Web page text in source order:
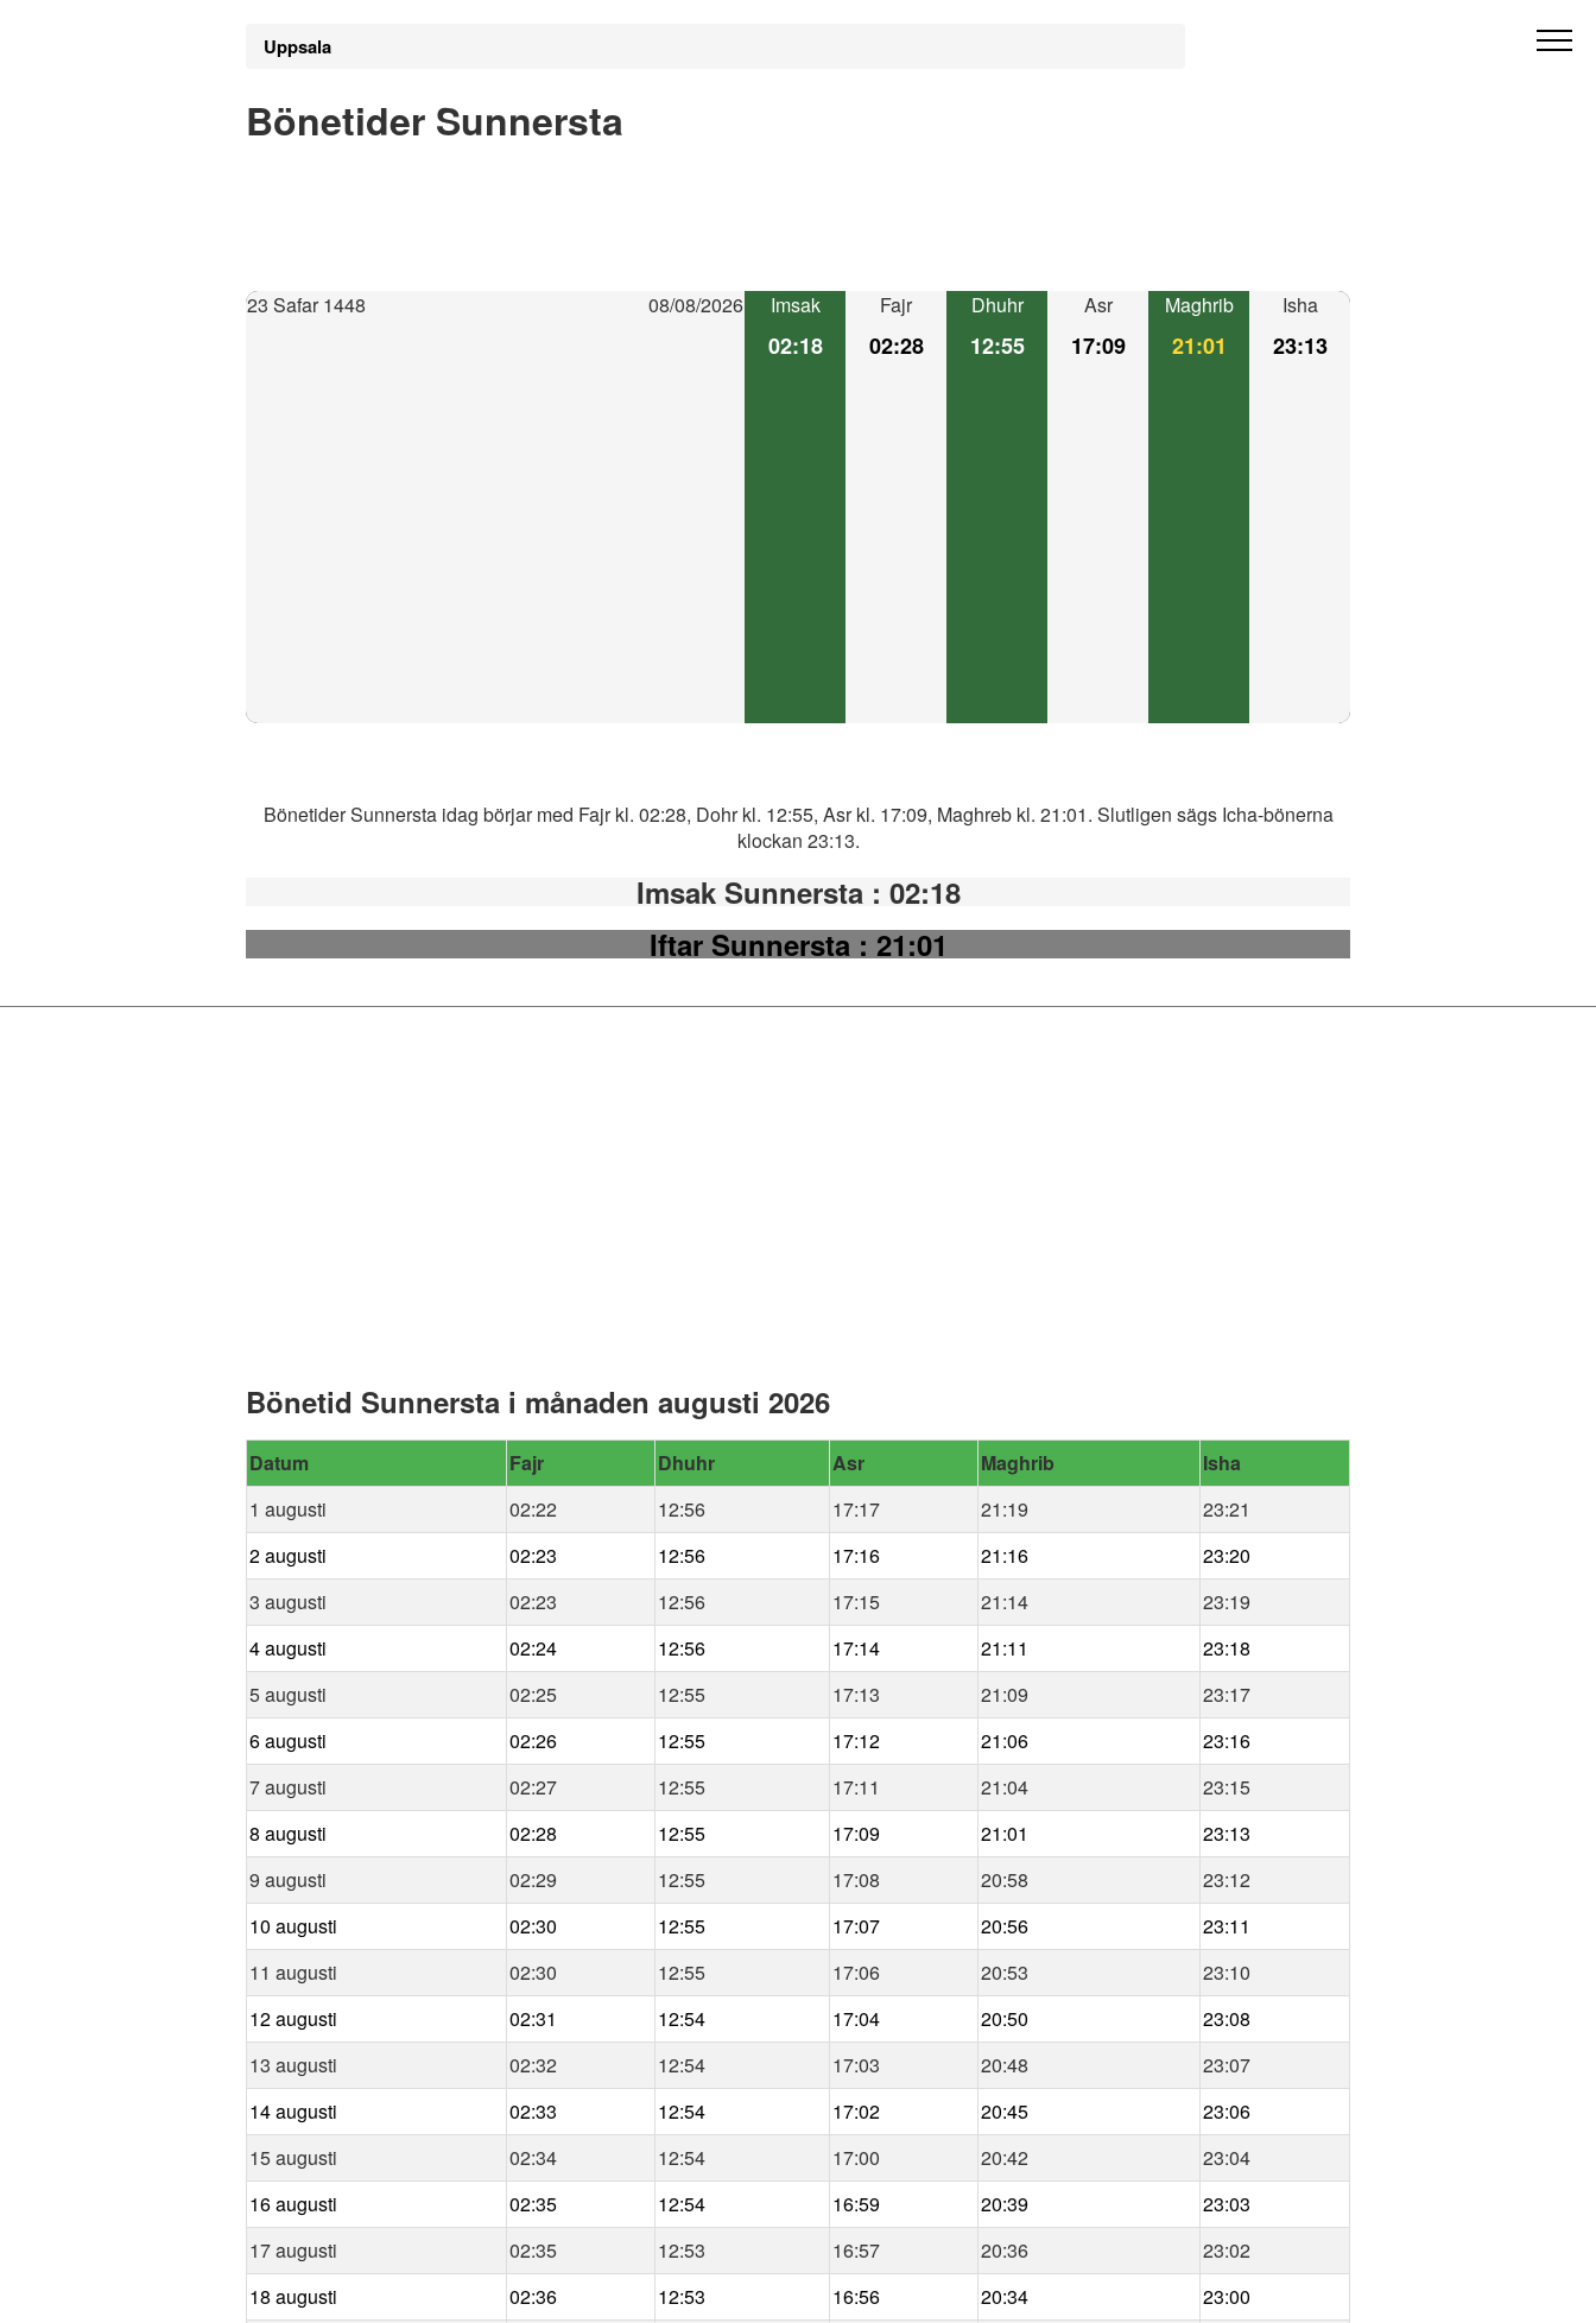
Uppsala
Bönetider Sunnersta
23 Safar 1448 08/08/2026 Imsak
02:18
Fajr
02:28
Dhuhr
12:55
Asr
17:09
Maghrib
21:01
Isha
23:13
Bönetider Sunnersta idag börjar med Fajr kl. 02:28, Dohr kl. 12:55, Asr kl. 17:09, Maghreb kl. 21:01. Slutligen sägs Icha-bönerna
klockan 23:13.
Imsak Sunnersta : 02:18
Iftar Sunnersta: 21:01
Bönetid Sunnersta i månaden augusti 2026
Datum Fajr Dhuhr Asr Maghrib
Isha
1 augusti
02:22 12:56 17:17 21:19
23:21
2 augusti
02:23 12:56 17:16 21:16
23:20
3 augusti
02:23 12:56 17:15 21:14
23:19
4 augusti
02:24 12:56 17:14 21:11
23:18
5 augusti
02:25 12:55 17:13 21:09
23:17
6 augusti
02:26 12:55 17:12 21:06
23:16
7 augusti
02:27 12:55 17:11 21:04
23:15
8 augusti
02:28 12:55 17:09 21:01
23:13
9 augusti
02:29 12:55 17:08 20:58
23:12
10 augusti
02:30 12:55 17:07 20:56
23:11
11 augusti
02:30 12:55 17:06 20:53
23:10
12 augusti
02:31 12:54 17:04 20:50
23:08
13 augusti
02:32 12:54 17:03 20:48
23:07
14 augusti
02:33 12:54 17:02 20:45
23:06
15 augusti
02:34 12:54 17:00 20:42
23:04
16 augusti
02:35 12:54 16:59 20:39
23:03
17 augusti
02:35 12:53 16:57 20:36
23:02
18 augusti
02:36 12:53 16:56 20:34
23:00